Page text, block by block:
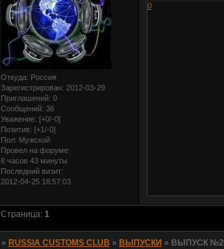
Откуда: Россия
Зарегистрирован: 2012-03-29
Приглашений: 0
Сообщений: 36
Уважение: [+0/-0]
Позитив: [+1/-0]
Пол: Мужской
Провел на форуме:
8 часов 43 минуты
Последний визит:
2012-04-25 18:57:03
0
Страница: 1
» RUSSIA CUSTOMS CLUB » ВЫПУСКИ » ВЫПУСК №2